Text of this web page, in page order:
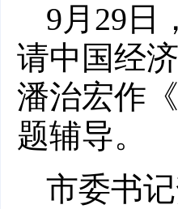
9月29日
请中国经
潘治宏作
题辅导。
市委书